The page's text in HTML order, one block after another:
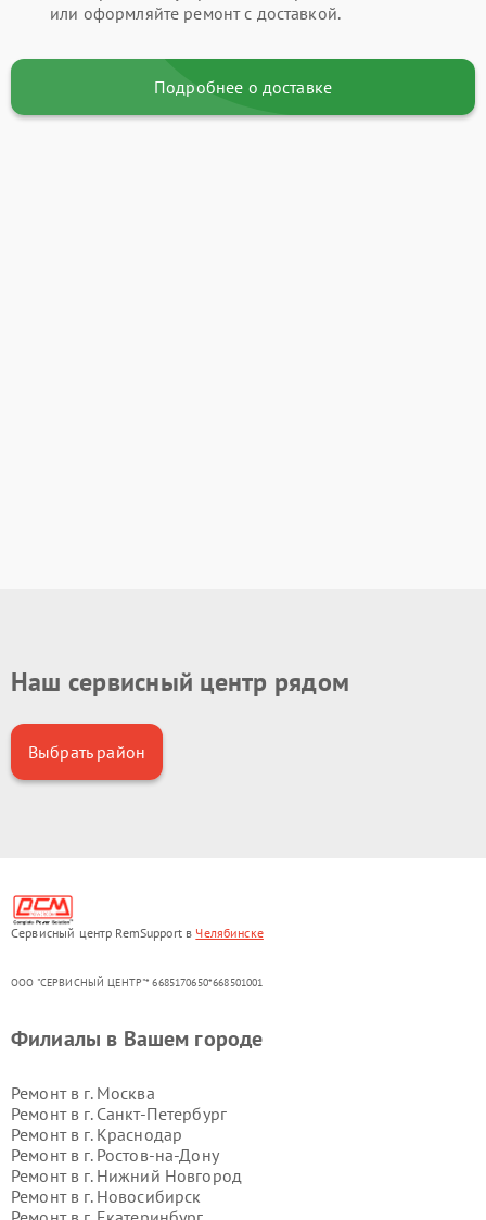
или оформляйте ремонт с доставкой.
Подробнее о доставке
Наш сервисный центр рядом
Выбрать район
Сервисный центр RemSupport в Челябинске
ООО "СЕРВИСНЫЙ ЦЕНТР"* 6685170650*668501001
Филиалы в Вашем городе
Ремонт в г. Москва
Ремонт в г. Санкт-Петербург
Ремонт в г. Краснодар
Ремонт в г. Ростов-на-Дону
Ремонт в г. Нижний Новгород
Ремонт в г. Новосибирск